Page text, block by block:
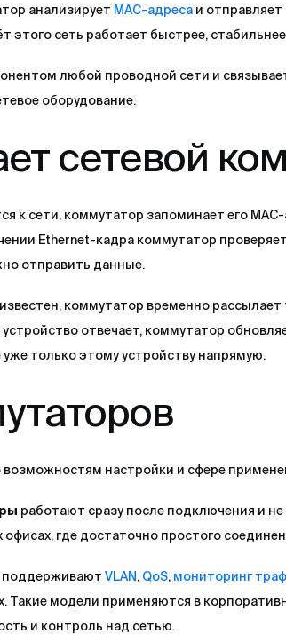
анализирует MAC-адреса и
этого сеть работает быстрее,
любой проводной сети и
оборудование.
сетевой
к сети, коммутатор запоминает его
Ethernet-кадра коммутатор
отправить данные.
коммутатор временно
отвечает, коммутатор
только этому устройству напрямую.
настройки и сфере
работают сразу после подключения и
где достаточно простого
поддерживают VLAN, QoS, мониторинг
Такие модели применяются в
и контроль над сетью.